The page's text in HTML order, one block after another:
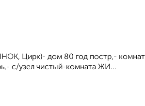
Цирк)- дом 80 год постр,-
с/узел чистый-комната ЖИ...